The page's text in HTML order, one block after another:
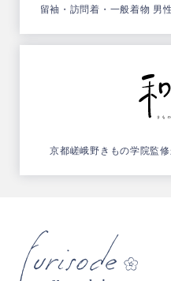
留袖・訪問着・一般着物 男
京都嵯峨野きもの学院監修